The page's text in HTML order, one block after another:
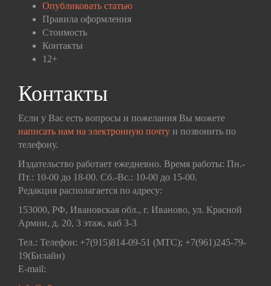
Опубликовать статью
Правила оформления
Стоимость
Контакты
12+
Контакты
Если у Вас есть вопросы и пожелания Вы можете
написать нам на электронную почту и позвонить по
телефону.
Издательство работает ежедневно. Время работы: Пн.-
Пт.: 10-00 до 18-00. Сб.-Вс.: 10-00 до 15-00.
Редакция располагается по адресу:
153000, РФ, Ивановская обл., г. Иваново, ул. Красной
Армии, д. 20, 3 этаж, каб 3-3
Тел.: Телефон: +7(915)814-09-51 (МТС); +7(961)245-79-
19(Билайн)
E-mail: